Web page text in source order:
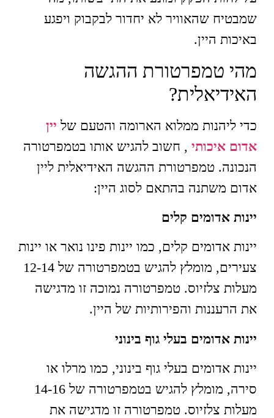
שמבטיח שהאוויר לא יחדור לבקבוק ויפגע
באיכות היין.
מהי טמפרטורת ההגשה
האידיאלית?
כדי ליהנות ממלוא הארומה והטעם של יין
אדום איכותי, חשוב להגיש אותו בטמפרטורה
הנכונה. טמפרטורת ההגשה האידיאלית ליין
אדום משתנה בהתאם לסוג היין:
יינות אדומים קלים
יינות אדומים קלים, כמו יינות פינו נואר או יינות
צעירים, מומלץ להגיש בטמפרטורה של 12-14
מעלות צלזיוס. טמפרטורה נמוכה זו מדגישה
את הרעננות והפירותיות של היין.
יינות אדומים בעלי גוף בינוני
יינות אדומים בעלי גוף בינוני, כמו מרלו או
סירה, מומלץ להגיש בטמפרטורה של 14-16
מעלות צלזיוס. טמפרטורה זו מדגישה את